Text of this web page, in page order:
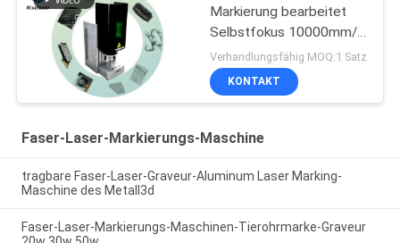
Markierung bearbeitet
Selbstfokus 10000mm/S
für Schmuck-Ring
maschinell
Verhandlungsfähig MOQ:1 Satz
KONTAKT
Faser-Laser-Markierungs-Maschine
tragbare Faser-Laser-Graveur-Aluminum Laser Marking-
Maschine des Metall3d
Faser-Laser-Markierungs-Maschinen-Tierohrmarke-Graveur